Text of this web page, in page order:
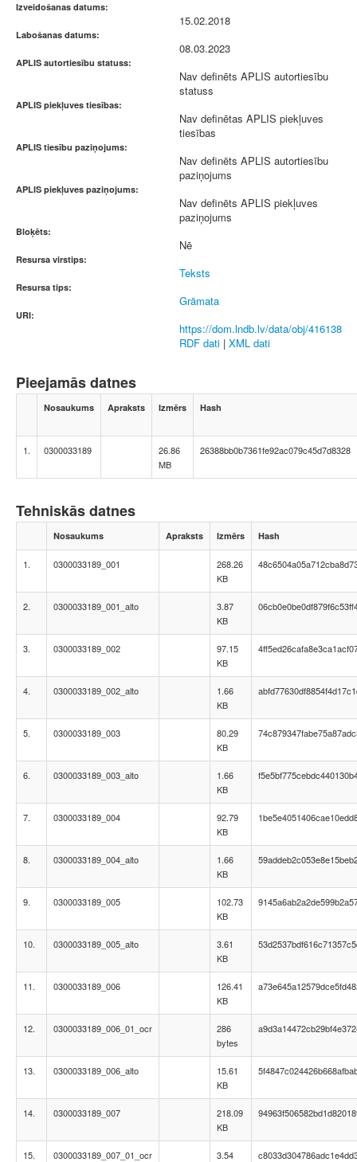
Izveidošanas datums:
15.02.2018
Labošanas datums:
08.03.2023
APLIS autortiesību statuss:
Nav definēts APLIS autortiesību
statuss
APLIS piekļuves tiesības:
Nav definētas APLIS piekļuves
tiesības
APLIS tiesību paziņojums:
Nav definēts APLIS autortiesību
paziņojums
APLIS piekļuves paziņojums:
Nav definēts APLIS piekļuves
paziņojums
Bloķēts:
Nē
Resursa virstips:
Teksts
Resursa tips:
Grāmata
URI:
https://dom.lndb.lv/data/obj/416138
RDF dati | XML dati
Pieejamās datnes
Nosaukums Apraksts Izmērs Hash
1. 0300033189
26.86
MB
26388bb0b7361fe92ac079c45d7d8328
Tehniskās datnes
Nosaukums Apraksts Izmērs Hash
1. 0300033189_001
268.26
KB
2. 0300033189_001_alto
3.87
KB
3. 0300033189_002
97.15
KB
4. 0300033189_002_alto
1.66
KB
5. 0300033189_003
80.29
KB
6. 0300033189_003_alto
1.66
KB
7. 0300033189_004
92.79
KB
8. 0300033189_004_alto
1.66
KB
9. 0300033189_005
102.73
KB
10. 0300033189_005_alto
3.61
KB
11. 0300033189_006
126.41
KB
12. 0300033189_006_01_ocr
286
bytes
13. 0300033189_006_alto
15.61
KB
14. 0300033189_007
218.09
KB
15. 0300033189_007_01_ocr
3.54